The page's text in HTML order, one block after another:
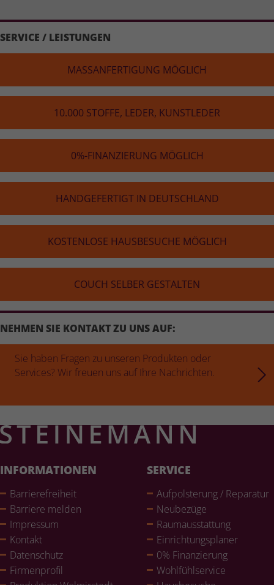
SERVICE / LEISTUNGEN
MASS­AN­FER­TI­GUNG MÖGLICH
10.000 STOFFE, LEDER, KUNST­LE­DER
0%-FINAN­ZIE­RUNG MÖGLICH
HAND­GE­FER­TIGT IN DEUTSCH­LAND
KOS­TEN­LOSE HAUS­BE­SU­CHE MÖGLICH
COUCH SELBER GESTALTEN
NEHMEN SIE KONTAKT ZU UNS AUF:
Sie haben Fragen zu unseren Produkten oder
Services? Wir freuen uns auf Ihre Nachrichten.
INFORMATIONEN
Bar­rie­re­frei­heit
Barriere melden
Impressum
Kontakt
Daten­schutz
Fir­men­pro­fil
SERVICE
Auf­pols­te­rung / Reparatur
Neubezüge
Raum­aus­stat­tung
Ein­rich­tungs­pla­ner
0% Finan­zie­rung
Wohl­fühlser­vice